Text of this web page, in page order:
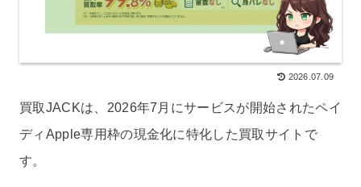
2026.07.09
買取JACKは、2026年7月にサービスが開始されたペイ
ディApple専用枠の現金化に特化した買取サイトで
す。